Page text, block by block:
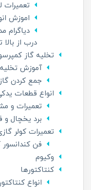
اموزش
دیاگرام
درب از بالا
تخلیه گاز
آموزش
جمع کردن
انواع قطعات
تعمیرات و
برد یخچال و
تعمیرات کولر
فن کندانسور
وکیوم
کنتاکتورها
انواع